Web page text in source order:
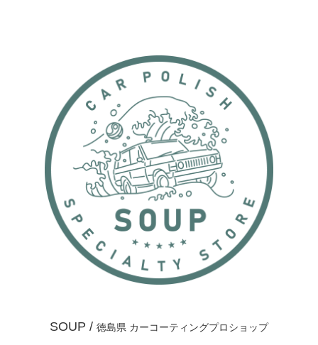
SOUP / 徳島県 カーコーティングプロショップ